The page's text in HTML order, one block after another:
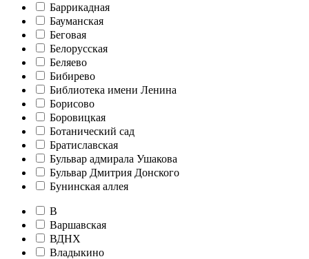
Баррикадная
Бауманская
Беговая
Белорусская
Беляево
Бибирево
Библиотека имени Ленина
Борисово
Боровицкая
Ботанический сад
Братиславская
Бульвар адмирала Ушакова
Бульвар Дмитрия Донского
Бунинская аллея
В
Варшавская
ВДНХ
Владыкино